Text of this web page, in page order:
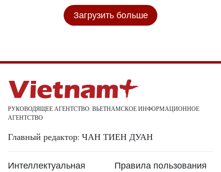
Загрузить больше
РУКОВОДЯЩЕЕ АГЕНТСТВО: ВЬЕТНАМСКОЕ ИНФОРМАЦИОННОЕ
АГЕНТСТВО
Главный редактор: ЧАН ТИЕН ДУАН
Интеллектуальная
Правила пользования